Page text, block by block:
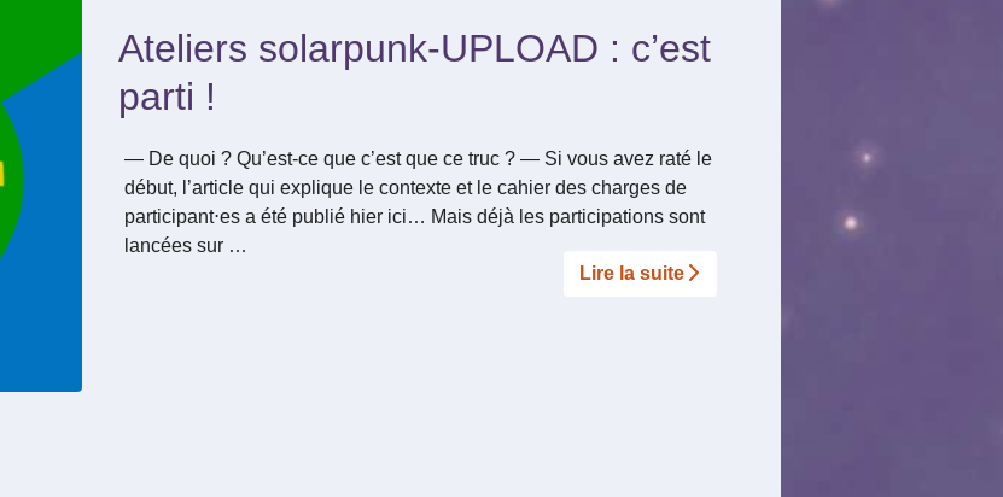
Ateliers solarpunk-UPLOAD : c’est
parti !
— De quoi ? Qu’est-ce que c’est que ce truc ? — Si vous avez raté le
début, l’article qui explique le contexte et le cahier des charges de
participant⋅es a été publié hier ici… Mais déjà les participations sont
lancées sur …
Lire la suite­­